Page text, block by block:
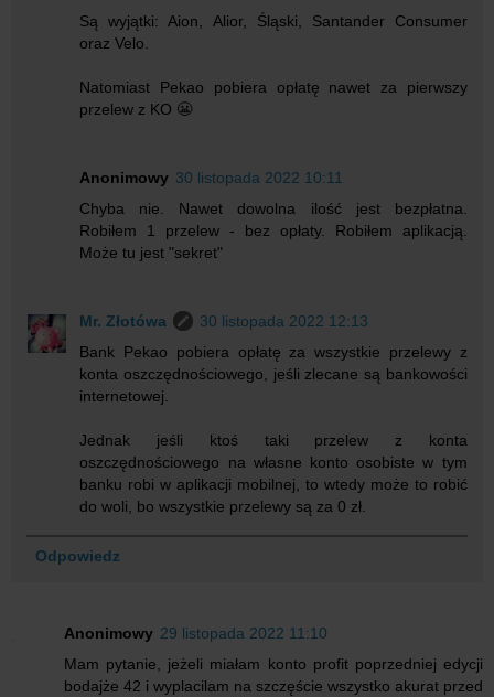
Są wyjątki: Aion, Alior, Śląski, Santander Consumer
oraz Velo.
Natomiast Pekao pobiera opłatę nawet za pierwszy
przelew z KO 😬
Anonimowy 30 listopada 2022 10:11
Chyba nie. Nawet dowolna ilość jest bezpłatna.
Robiłem 1 przelew - bez opłaty. Robiłem aplikacją.
Może tu jest "sekret"
Mr. Złotówa
30 listopada 2022 12:13
Bank Pekao pobiera opłatę za wszystkie przelewy z
konta oszczędnościowego, jeśli zlecane są bankowości
internetowej.
Jednak jeśli ktoś taki przelew z konta
oszczędnościowego na własne konto osobiste w tym
banku robi w aplikacji mobilnej, to wtedy może to robić
do woli, bo wszystkie przelewy są za 0 zł.
Odpowiedz
Anonimowy 29 listopada 2022 11:10
Mam pytanie, jeżeli miałam konto profit poprzedniej edycji
bodajże 42 i wyplacilam na szczęście wszystko akurat przed